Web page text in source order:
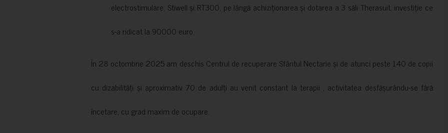
electrostimulare: Stiwell și RT300, pe lângă achiziționarea și dotarea a 3 săli Therasuit, investiție ce
s-a ridicat la 90000 euro.
În 28 octombrie 2025 am deschis Centrul de recuperare Sfântul Nectarie și de atunci peste 140 de copii
cu dizabilități și aproximativ 70 de adulți au venit constant la terapii , activitatea desfășurându-se fără
încetare, cu grad maxim de ocupare.